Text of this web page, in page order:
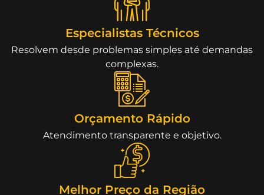
Especialistas Técnicos
Resolvem desde problemas simples até demandas
complexas.
Orçamento Rápido
Atendimento transparente e objetivo.
Melhor Preço da Região